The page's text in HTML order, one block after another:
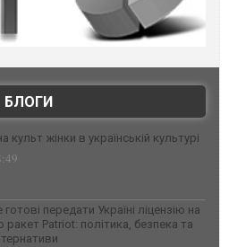
БЛОГИ
культ жінки в українській культурі
передати Україні ліцензію на
ракет Patriot: політика, безпека та